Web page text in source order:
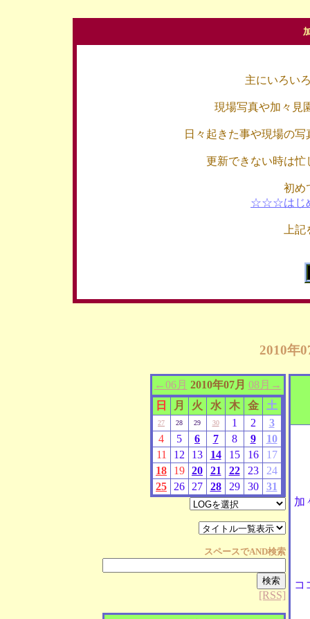
主にいろい
現場写真や加々見
日々起きた事や現場の
更新できない時は忙
初め
☆☆☆はじ
上
2010年
←06月 2010年07月 08月→
日
月 火 水 木 金 土
27 28 29 30 1 2
3
4
5 6 7 8 9
10
11
12 13 14 15 16
17
18
19 20 21 22 23
24
25 26 27 28 29 30 31
スペースでAND検索
[RSS]
加
コ